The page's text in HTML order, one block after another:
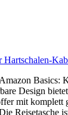
Hartschalen-
Basics:
Design
mit komplett
Reisetasche